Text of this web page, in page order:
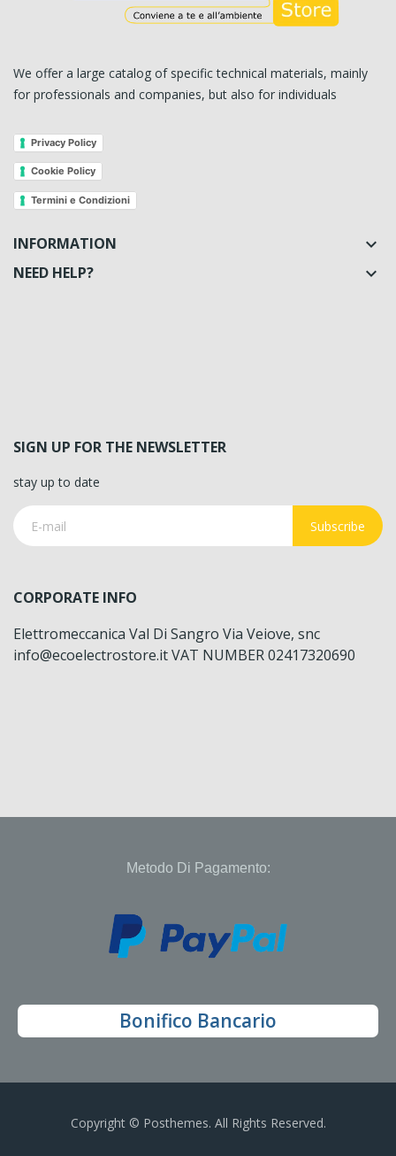
We offer a large catalog of specific technical materials, mainly
for professionals and companies, but also for individuals
Privacy Policy
Cookie Policy
Termini e Condizioni
INFORMATION 
NEED HELP? 
SIGN UP FOR THE NEWSLETTER
stay up to date
Subscribe
CORPORATE INFO
Elettromeccanica Val Di Sangro Via Veiove, snc
info@ecoelectrostore.it VAT NUMBER 02417320690
Metodo Di Pagamento:
Bonifico Bancario
Copyright © Posthemes. All Rights Reserved.